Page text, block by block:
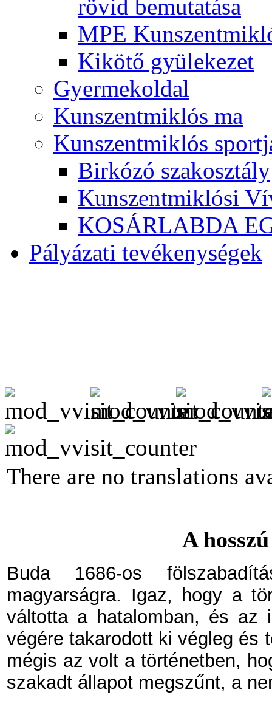
rövid bemutatása
MPE
Kikötő gyülekezet
Gyermekoldal
Kunszentmiklós ma
Kunszentmiklós
Birkózó szakosztály
Kunszentmiklósi
KOSÁRLABDA
Pályázati tevékenységek
There are no translations
A
Buda 1686-os
magyarságra. Igaz, hogy a
váltotta a hatalomban, és
végére takarodott ki végleg és
mégis az volt a történetben,
szakadt állapot megszűnt, a